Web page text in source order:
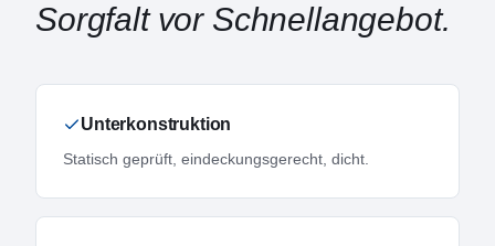
Sorgfalt vor Schnellangebot.
Unterkonstruktion
Statisch geprüft, eindeckungsgerecht, dicht.